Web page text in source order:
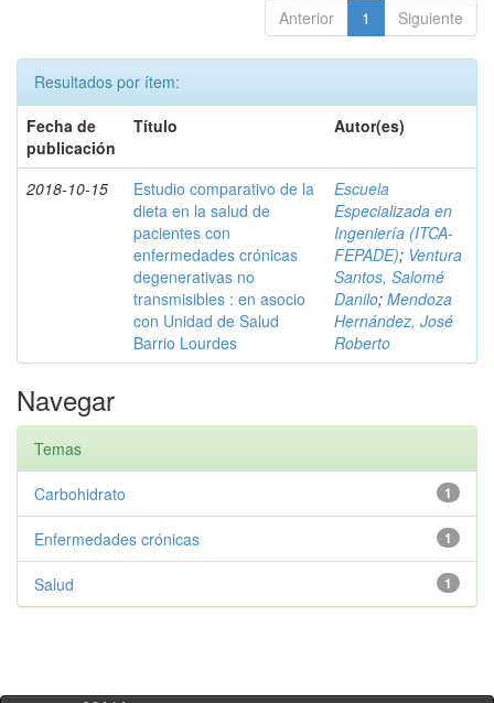
Anterior 1 Siguiente
Resultados por ítem:
Fecha de
publicación
Título Autor(es)
2018-10-15
Estudio comparativo de la
dieta en la salud de
pacientes con
enfermedades crónicas
degenerativas no
transmisibles : en asocio
con Unidad de Salud
Barrio Lourdes
Escuela
Especializada en
Ingeniería (ITCA-
FEPADE); Ventura
Santos, Salomé
Danilo; Mendoza
Hernández, José
Roberto
Navegar
Temas
1
Carbohidrato
1
Enfermedades crónicas
1
Salud